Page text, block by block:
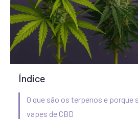
Índice
O que são os terpenos e
vapes de CBD